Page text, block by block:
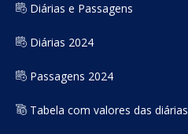
Diárias e Passagens
Diárias 2024
Passagens 2024
Tabela com valores das diárias